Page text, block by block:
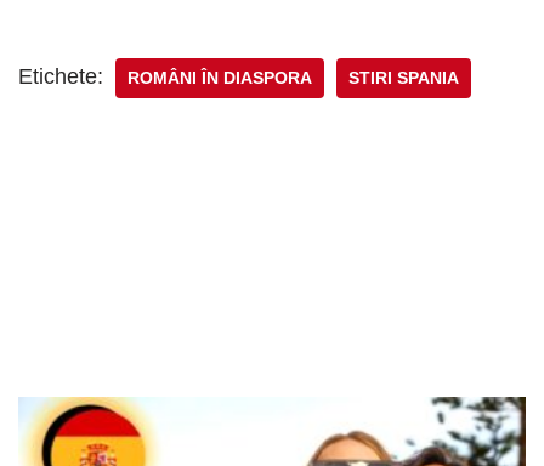
Etichete: ROMÂNI ÎN DIASPORA STIRI SPANIA